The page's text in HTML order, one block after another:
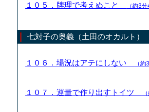
１０５．牌理で考えぬこと （約3分
七対子の奥義（土田のオカルト）
１０６．場況はアテにしない （約
１０７．運量で作り出すトイツ